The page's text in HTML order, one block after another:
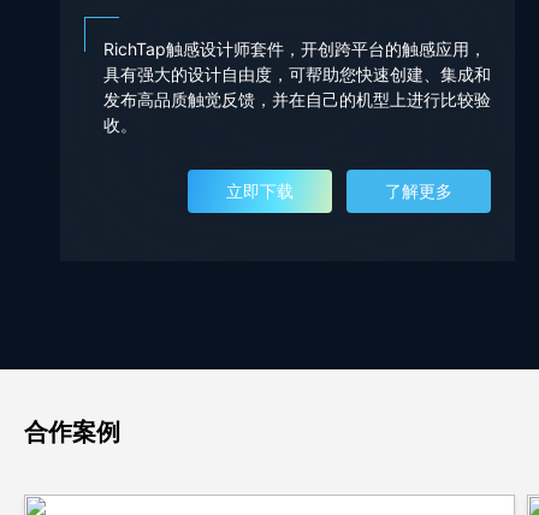
RichTap触感设计师套件，开创跨平台的触感应用，
具有强大的设计自由度，可帮助您快速创建、集成和
发布高品质触觉反馈，并在自己的机型上进行比较验
收。
立即下载 了解更多
合作案例